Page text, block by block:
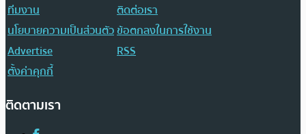
ทีมงาน
ติดต่อเรา
นโยบายความเป็นส่วนตัวข้อตกลงในการใช้งาน
Advertise
RSS
ตั้งค่าคุกกี้
ติดตามเรา